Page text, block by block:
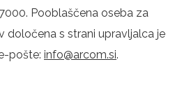
Pooblaščena oseba za
določena s strani upravljalca je
pošte: info@arcom.si.